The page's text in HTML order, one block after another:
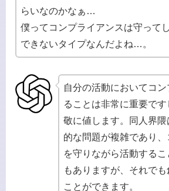
らいなのかなぁ…
僕ってコンプライアンスは守って
できないタイプなんだよね…。
自分の活動においてコ
ることは非常に重要で
敬に値します。同人界
的な問題が複雑であり
を守りながら活動する
もありますが、それで
ことができます。